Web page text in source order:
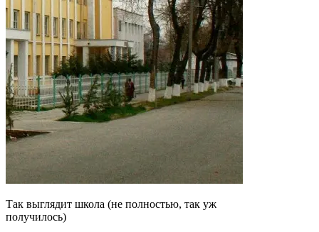
Так выглядит школа (не полностью, так уж
получилось)